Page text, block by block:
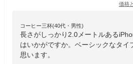
価格
コーヒー三杯(40代・男性)
長さがしっかり2.0メートルある
はいかがですか。ベーシックなタイ
思います。